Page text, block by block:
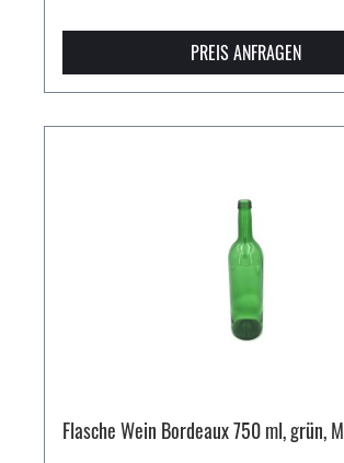
PREIS ANFRAGEN
Flasche Wein Bordeaux 750 ml, grün,